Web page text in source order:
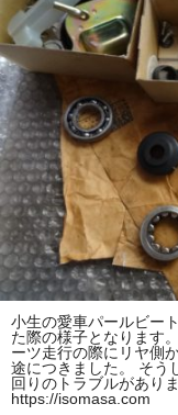
小生の愛車パールビー
た際の様子となります
ーツ走行の際にリヤ側
途につきました。 そう
回りのトラブルがあり
https://isomasa.com